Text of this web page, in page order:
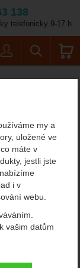
my a
uložené ve
máte v
jestli jste
i v
webu.
vašim datům
138
telefonicky 9-17 h.
seagreen - ink